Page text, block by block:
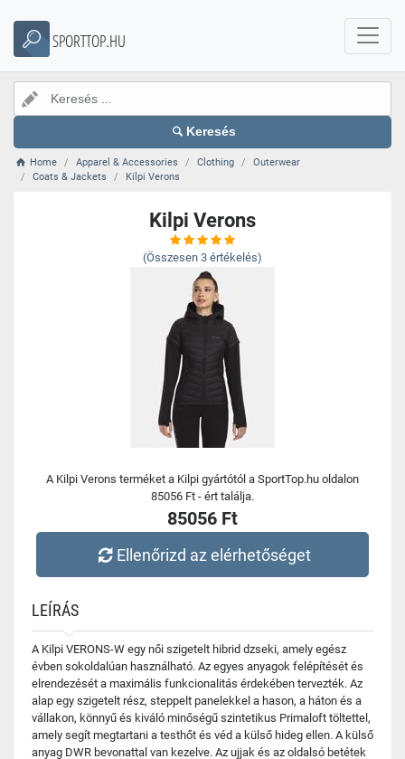
SPORTTOP.HU
Keresés
Home Apparel & Accessories Clothing
Outerwear
Coats & Jackets
Kilpi Verons
Kilpi Verons
(Összesen 3 értékelés)
A Kilpi Verons terméket a Kilpi gyártótól a SportTop.hu oldalon
85056 Ft - ért találja.
85056 Ft
Ellenőrizd az elérhetőséget
LEÍRÁS
A Kilpi VERONS-W egy női szigetelt hibrid dzseki, amely egész
évben sokoldalúan használható. Az egyes anyagok felépítését és
elrendezését a maximális funkcionalitás érdekében tervezték. Az
alap egy szigetelt rész, steppelt panelekkel a hason, a háton és a
vállakon, könnyű és kiváló minőségű szintetikus Primaloft töltettel,
amely segít megtartani a testhőt és véd a külső hideg ellen. A külső
anyag DWR bevonattal van kezelve. Az ujjak és az oldalsó betétek